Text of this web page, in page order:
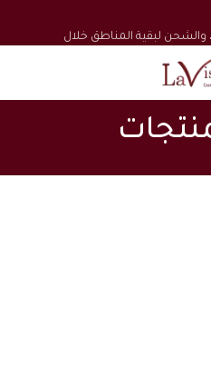
لبقية المناطق خلال